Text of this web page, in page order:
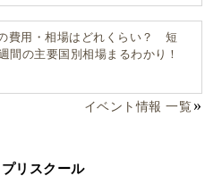
費用・相場はどれくらい？ 短
間の主要国別相場まるわかり！
イベント情報 一覧
リスクール